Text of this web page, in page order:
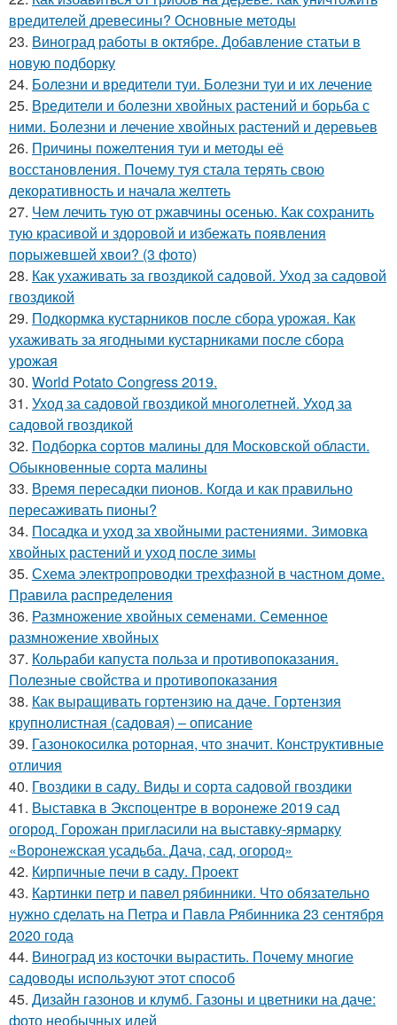
вредителей древесины? Основные методы
23. Виноград работы в октябре. Добавление статьи в
новую подборку
24. Болезни и вредители туи. Болезни туи и их лечение
25. Вредители и болезни хвойных растений и борьба с
ними. Болезни и лечение хвойных растений и деревьев
26. Причины пожелтения туи и методы её
восстановления. Почему туя стала терять свою
декоративность и начала желтеть
27. Чем лечить тую от ржавчины осенью. Как сохранить
тую красивой и здоровой и избежать появления
порыжевшей хвои? (3 фото)
28. Как ухаживать за гвоздикой садовой. Уход за садовой
гвоздикой
29. Подкормка кустарников после сбора урожая. Как
ухаживать за ягодными кустарниками после сбора
урожая
30. World Potato Congress 2019.
31. Уход за садовой гвоздикой многолетней. Уход за
садовой гвоздикой
32. Подборка сортов малины для Московской области.
Обыкновенные сорта малины
33. Время пересадки пионов. Когда и как правильно
пересаживать пионы?
34. Посадка и уход за хвойными растениями. Зимовка
хвойных растений и уход после зимы
35. Схема электропроводки трехфазной в частном доме.
Правила распределения
36. Размножение хвойных семенами. Семенное
размножение хвойных
37. Кольраби капуста польза и противопоказания.
Полезные свойства и противопоказания
38. Как выращивать гортензию на даче. Гортензия
крупнолистная (садовая) – описание
39. Газонокосилка роторная, что значит. Конструктивные
отличия
40. Гвоздики в саду. Виды и сорта садовой гвоздики
41. Выставка в Экспоцентре в воронеже 2019 сад
огород. Горожан пригласили на выставку-ярмарку
«Воронежская усадьба. Дача, сад, огород»
42. Кирпичные печи в саду. Проект
43. Картинки петр и павел рябинники. Что обязательно
нужно сделать на Петра и Павла Рябинника 23 сентября
2020 года
44. Виноград из косточки вырастить. Почему многие
садоводы используют этот способ
45. Дизайн газонов и клумб. Газоны и цветники на даче:
фото необычных идей